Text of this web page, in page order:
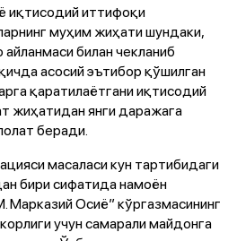
иқтисодий иттифоқи
муҳим жиҳати шундаки,
билан чекланиб
асосий эътибор қўшилган
қаратилаётгани иқтисодий
жиҳатидан янги даражага
беради.
масаласи кун тартибидаги
бири сифатида намоён
Осиё” кўргазмасининг
учун самарали майдонга